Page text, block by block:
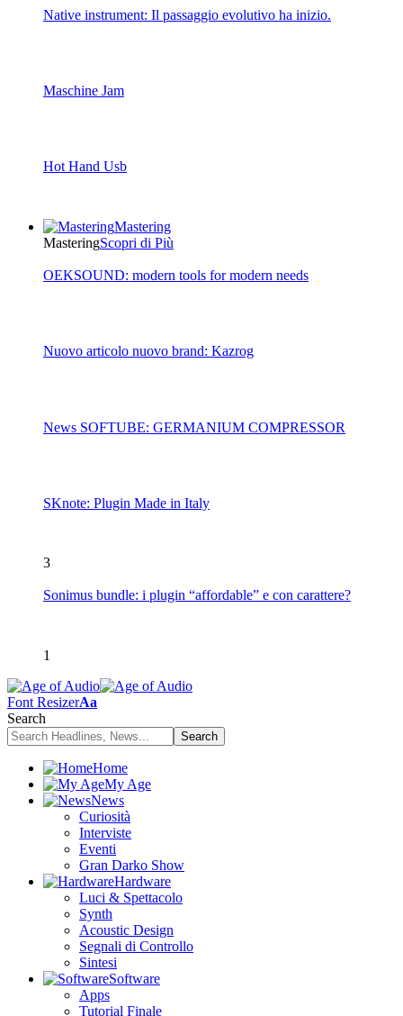
Native instrument: Il passaggio evolutivo ha inizio.
Maschine Jam
Hot Hand Usb
Mastering
MasteringScopri di Più
OEKSOUND: modern tools for modern needs
Nuovo articolo nuovo brand: Kazrog
News SOFTUBE: GERMANIUM COMPRESSOR
SKnote: Plugin Made in Italy
3
Sonimus bundle: i plugin “affordable” e con carattere?
1
Font ResizerAa
Search
Home
My Age
News
Curiosità
Interviste
Eventi
Gran Darko Show
Hardware
Luci & Spettacolo
Synth
Acoustic Design
Segnali di Controllo
Sintesi
Software
Apps
Tutorial Finale